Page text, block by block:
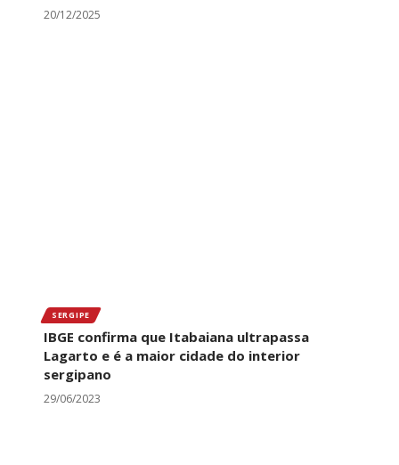
20/12/2025
SERGIPE
IBGE confirma que Itabaiana ultrapassa
Lagarto e é a maior cidade do interior
sergipano
29/06/2023